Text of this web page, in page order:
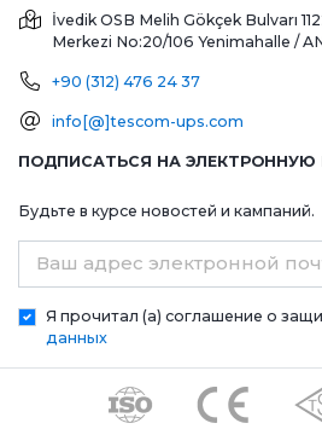
İvedik OSB Melih Gökçek Bulvarı
Merkezi No:20/106 Yenimahalle /
+90 (312) 476 24 37
info[@]tescom-ups.com
ПОДПИСАТЬСЯ НА ЭЛЕКТРОННУЮ
Будьте в курсе новостей и кампаний.
Ваш адрес электронной
Я прочитал (а) соглашение о
данных